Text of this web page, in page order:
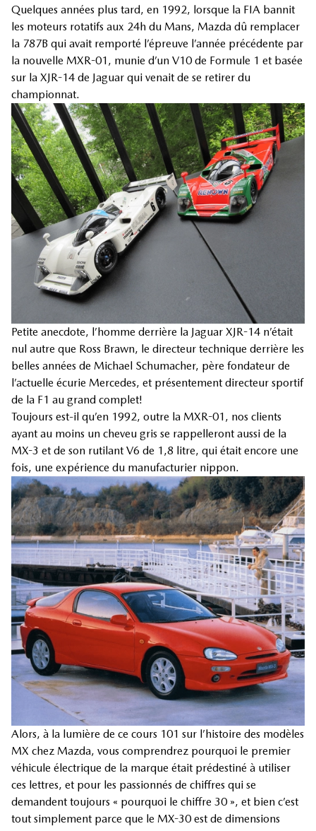
Quelques années plus tard, en 1992, lorsque la FIA bannit
les moteurs rotatifs aux 24h du Mans, Mazda dû remplacer
la 787B qui avait remporté l’épreuve l’année précédente par
la nouvelle MXR-01, munie d’un V10 de Formule 1 et basée
sur la XJR-14 de Jaguar qui venait de se retirer du
championnat.
Petite anecdote, l’homme derrière la Jaguar XJR-14 n’était
nul autre que Ross Brawn, le directeur technique derrière les
belles années de Michael Schumacher, père fondateur de
l’actuelle écurie Mercedes, et présentement directeur sportif
de la F1 au grand complet!
Toujours est-il qu’en 1992, outre la MXR-01, nos clients
ayant au moins un cheveu gris se rappelleront aussi de la
MX-3 et de son rutilant V6 de 1,8 litre, qui était encore une
fois, une expérience du manufacturier nippon.
Alors, à la lumière de ce cours 101 sur l’histoire des modèles
MX chez Mazda, vous comprendrez pourquoi le premier
véhicule électrique de la marque était prédestiné à utiliser
ces lettres, et pour les passionnés de chiffres qui se
demandent toujours « pourquoi le chiffre 30 », et bien c’est
tout simplement parce que le MX-30 est de dimensions